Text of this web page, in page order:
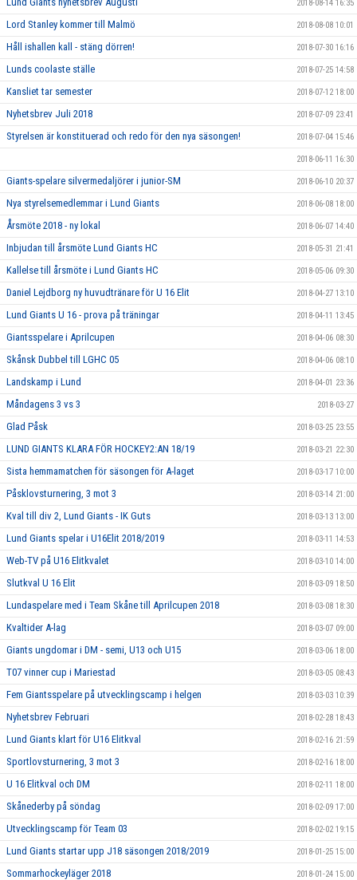
2018-08-14 16:35
Lord Stanley kommer till Malmö 2018-08-08 10:01
Håll ishallen kall - stäng dörren! 2018-07-30 16:16
Lunds coolaste ställe 2018-07-25 14:58
Kansliet tar semester 2018-07-12 18:00
Nyhetsbrev Juli 2018 2018-07-09 23:41
Styrelsen är konstituerad och redo för den nya säsongen! 2018-07-04 15:46
2018-06-11 16:30
Giants-spelare silvermedaljörer i junior-SM 2018-06-10 20:37
Nya styrelsemedlemmar i Lund Giants 2018-06-08 18:00
Årsmöte 2018 - ny lokal 2018-06-07 14:40
Inbjudan till årsmöte Lund Giants HC 2018-05-31 21:41
Kallelse till årsmöte i Lund Giants HC 2018-05-06 09:30
Daniel Lejdborg ny huvudtränare för U 16 Elit 2018-04-27 13:10
Lund Giants U 16 - prova på träningar 2018-04-11 13:45
Giantsspelare i Aprilcupen 2018-04-06 08:30
Skånsk Dubbel till LGHC 05 2018-04-06 08:10
Landskamp i Lund 2018-04-01 23:36
Måndagens 3 vs 3 2018-03-27
Glad Påsk 2018-03-25 23:55
LUND GIANTS KLARA FÖR HOCKEY2:AN 18/19 2018-03-21 22:30
Sista hemmamatchen för säsongen för A-laget 2018-03-17 10:00
Påsklovsturnering, 3 mot 3 2018-03-14 21:00
Kval till div 2, Lund Giants - IK Guts 2018-03-13 13:00
Lund Giants spelar i U16Elit 2018/2019 2018-03-11 14:53
Web-TV på U16 Elitkvalet 2018-03-10 14:00
Slutkval U 16 Elit 2018-03-09 18:50
Lundaspelare med i Team Skåne till Aprilcupen 2018 2018-03-08 18:30
Kvaltider A-lag 2018-03-07 09:00
Giants ungdomar i DM - semi, U13 och U15 2018-03-06 18:00
T07 vinner cup i Mariestad 2018-03-05 08:43
Fem Giantsspelare på utvecklingscamp i helgen 2018-03-03 10:39
Nyhetsbrev Februari 2018-02-28 18:43
Lund Giants klart för U16 Elitkval 2018-02-16 21:59
Sportlovsturnering, 3 mot 3 2018-02-16 18:00
U 16 Elitkval och DM 2018-02-11 18:00
Skånederby på söndag 2018-02-09 17:00
Utvecklingscamp för Team 03 2018-02-02 19:15
Lund Giants startar upp J18 säsongen 2018/2019 2018-01-25 15:00
Sommarhockeyläger 2018 2018-01-24 15:00